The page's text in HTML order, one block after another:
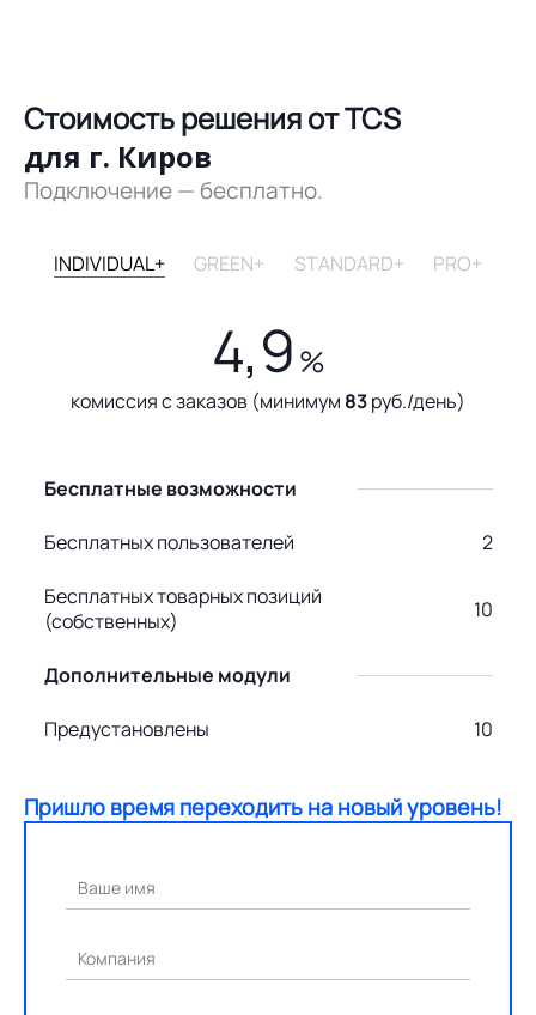
Стоимость решения от TCS
для г. Киров
Подключение — бесплатно.
INDIVIDUAL+ GREEN+ STANDARD+ PRO+
4,9 %
комиссия с заказов (минимум 83руб./день)
Бесплатные возможности
Бесплатных пользователей 2
Бесплатных товарных позиций
(собственных)
10
Дополнительные модули
Предустановлены 10
Пришло время переходить на новый уровень!
Ваше имя
Компания